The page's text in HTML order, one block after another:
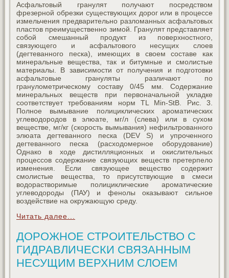
Асфальтовый гранулят получают посредством
фрезерной обрезки существующих дорог или в процессе
измельчения предварительно разломанных асфальтовых
пластов преимущественно зимой. Гранулят представляет
собой смешанный продукт из поверхностного,
связующего и асфальтового несущих слоев
(дегтеванного песка), имеющих в своем составе как
минеральные вещества, так и битумные и смолистые
материалы. В зависимости от получения и подготовки
асфальтовые грануляты различают по
гранулометрическому составу 0/45 мм. Содержание
минеральных веществ при первоначальной укладке
соответствует требованиям норм TL Min-StB. Рис. 3.
Полное вымывание полициклических ароматических
углеводородов в элюате, мг/л (слева) или в сухом
веществе, мг/кг (скорость вымывания) нефильтрованного
элюата дегтеванного песка (DEV S) и упроченного
дегтеванного песка (расходомерное оборудование)
Однако в ходе дистилляционных и окислительных
процессов содержание связующих веществ претерпело
изменения. Если связующее вещество содержит
смолистые вещества, то присутствующие в смеси
водорастворимые полициклические ароматические
углеводороды (ПАУ) и фенолы оказывают сильное
воздействие на окружающую среду.
Читать далее...
ДОРОЖНОЕ СТРОИТЕЛЬСТВО С
ГИДРАВЛИЧЕСКИ СВЯЗАННЫМ
НЕСУЩИМ ВЕРХНИМ СЛОЕМ